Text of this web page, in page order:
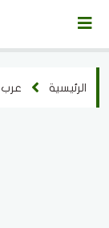
الرئيسية عرب